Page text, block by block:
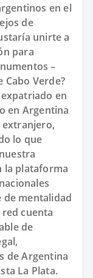
en el
de
unirte a
para
–
Verde?
en
en Argentina
lo que
la plataforma
de mentalidad
cuenta
de
de Argentina
La Plata.